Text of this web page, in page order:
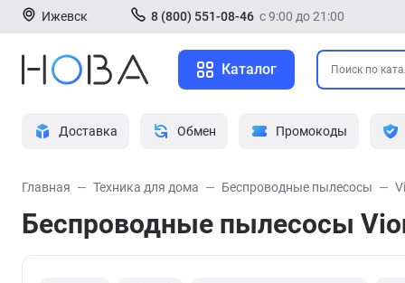
Ижевск 8 (800) 551-08-46 с 9:00 до 21:00
Каталог
Доставка Обмен Промокоды
Главная Техника для дома Беспроводные пылесосы
Беспроводные пылесосы